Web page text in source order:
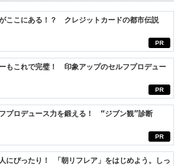
PR
ここにある！？ クレジットカードの都市伝説
PR
もこれで完璧！ 印象アップのセルフプロデュー
PR
フプロデュース力を鍛える！ “ジブン観”診断
にぴったり！ 「朝リフレア」をはじめよう。しっ